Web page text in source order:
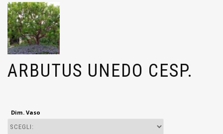
ARBUTUS UNEDO CESP.
Dim. Vaso